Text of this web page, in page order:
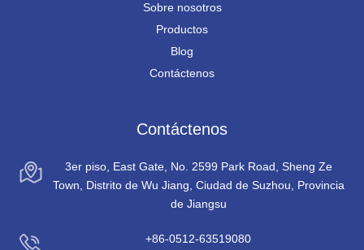
Sobre nosotros
Productos
Blog
Contáctenos
Contáctenos
3er piso, East Gate, No. 2599 Park Road, Sheng Ze
Town, Distrito de Wu Jiang, Ciudad de Suzhou, Provincia
de Jiangsu
+86-0512-63519080